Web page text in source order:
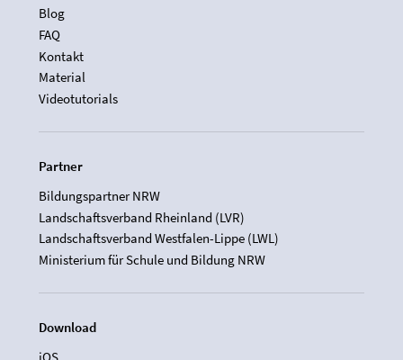
Blog
FAQ
Kontakt
Material
Videotutorials
Partner
Bildungspartner NRW
Landschaftsverband Rheinland (LVR)
Landschaftsverband Westfalen-Lippe (LWL)
Ministerium für Schule und Bildung NRW
Download